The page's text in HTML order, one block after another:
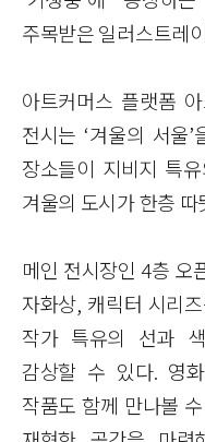
주목받은 일러스트레
아트커머스 플랫폼
전시는‘겨울의 서울’
장소들이 지비지 특
겨울의 도시가 한층
메인 전시장인 4층 오
자화상, 캐릭터 시리
작가 특유의 선과 색
감상할 수 있다. 영화
작품도 함께 만나볼